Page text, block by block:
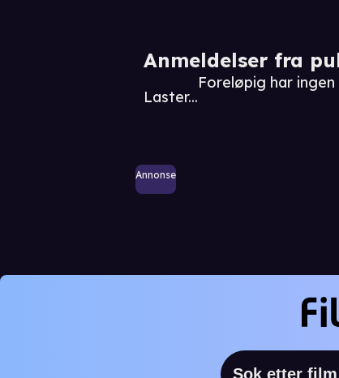
Anmeldelser fra
Laster...
Foreløpig har
Annonse